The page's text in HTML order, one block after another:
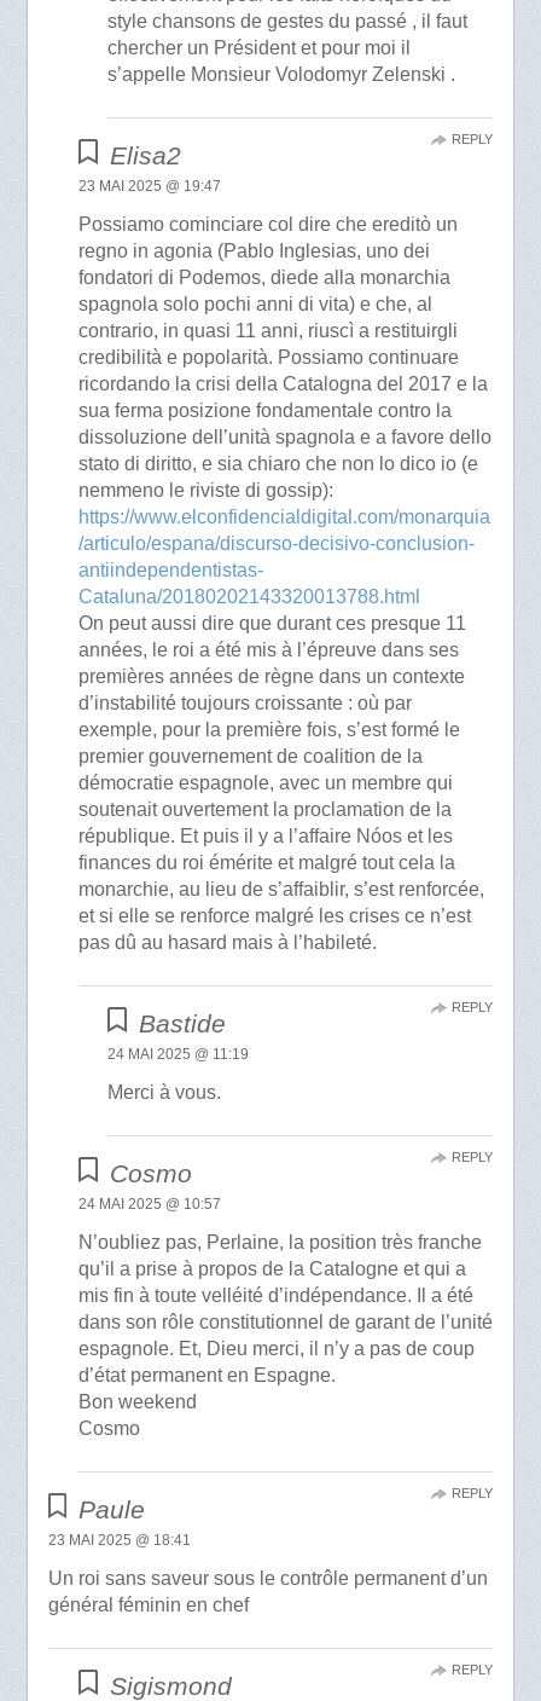
style chansons de gestes du passé , il faut
chercher un Président et pour moi il
s’appelle Monsieur Volodomyr Zelenski .
Elisa2
23 MAI 2025 @ 19:47
Possiamo cominciare col dire che ereditò un
regno in agonia (Pablo Inglesias, uno dei
fondatori di Podemos, diede alla monarchia
spagnola solo pochi anni di vita) e che, al
contrario, in quasi 11 anni, riuscì a restituirgli
credibilità e popolarità. Possiamo continuare
ricordando la crisi della Catalogna del 2017 e la
sua ferma posizione fondamentale contro la
dissoluzione dell’unità spagnola e a favore dello
stato di diritto, e sia chiaro che non lo dico io (e
nemmeno le riviste di gossip):
https://www.elconfidencialdigital.com/monarquia
/articulo/espana/discurso-decisivo-conclusion-
antiindependentistas-
Cataluna/20180202143320013788.html
On peut aussi dire que durant ces presque 11
années, le roi a été mis à l’épreuve dans ses
premières années de règne dans un contexte
d’instabilité toujours croissante : où par
exemple, pour la première fois, s’est formé le
premier gouvernement de coalition de la
démocratie espagnole, avec un membre qui
soutenait ouvertement la proclamation de la
république. Et puis il y a l’affaire Nóos et les
finances du roi émérite et malgré tout cela la
monarchie, au lieu de s’affaiblir, s’est renforcée,
et si elle se renforce malgré les crises ce n’est
pas dû au hasard mais à l’habileté.
REPLY
Bastide
24 MAI 2025 @ 11:19
Merci à vous.
REPLY
Cosmo
24 MAI 2025 @ 10:57
N’oubliez pas, Perlaine, la position très franche
qu’il a prise à propos de la Catalogne et qui a
mis fin à toute velléité d’indépendance. Il a été
dans son rôle constitutionnel de garant de l’unité
espagnole. Et, Dieu merci, il n’y a pas de coup
d’état permanent en Espagne.
Bon weekend
Cosmo
REPLY
Paule
23 MAI 2025 @ 18:41
Un roi sans saveur sous le contrôle permanent d’un
général féminin en chef
REPLY
Sigismond
REPLY